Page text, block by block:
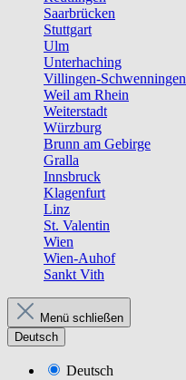
Saarbrücken
Stuttgart
Ulm
Unterhaching
Villingen-Schwenningen
Weil am Rhein
Weiterstadt
Würzburg
Brunn am Gebirge
Gralla
Innsbruck
Klagenfurt
Linz
St. Valentin
Wien
Wien-Auhof
Sankt Vith
Menü schließen
Deutsch
Deutsch